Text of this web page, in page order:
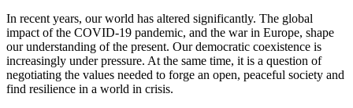
In recent years, our world has altered significantly. The global
impact of the COVID-19 pandemic, and the war in Europe, shape
our understanding of the present. Our democratic coexistence is
increasingly under pressure. At the same time, it is a question of
negotiating the values needed to forge an open, peaceful society and
find resilience in a world in crisis.